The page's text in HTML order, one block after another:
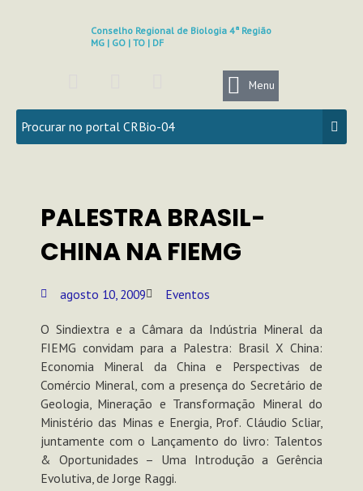
Conselho Regional de Biologia 4ª Região
MG | GO | TO | DF
c
e
b
k
s
t
a
a
m
u
t
u
Menu
PALESTRA BRASIL-
CHINA NA FIEMG
agosto 10, 2009 Eventos
O Sindiextra e a Câmara da Indústria Mineral da
FIEMG convidam para a Palestra: Brasil X China:
Economia Mineral da China e Perspectivas de
Comércio Mineral, com a presença do Secretário de
Geologia, Mineração e Transformação Mineral do
Ministério das Minas e Energia, Prof. Cláudio Scliar,
juntamente com o Lançamento do livro: Talentos
& Oportunidades – Uma Introdução a Gerência
Evolutiva, de Jorge Raggi.